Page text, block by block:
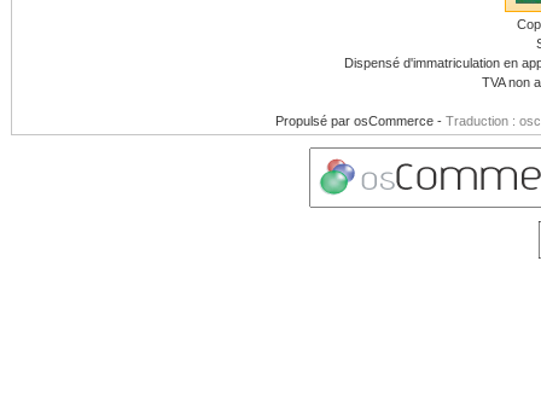
Dispensé d'immatriculation en
TVA non
Propulsé par osCommerce - Traduction :